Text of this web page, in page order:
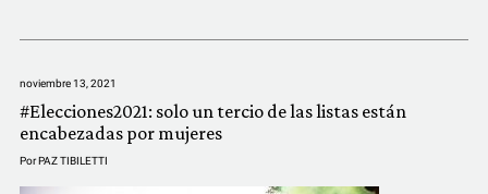
noviembre 13, 2021
#Elecciones2021: solo un tercio de las listas están
encabezadas por mujeres
PorPAZ TIBILETTI